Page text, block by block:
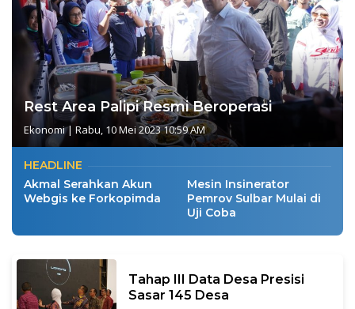
Rest Area Palipi Resmi Beroperasi
Ekonomi| Rabu, 10 Mei 2023 10:59 AM
HEADLINE
Akmal Serahkan Akun
Webgis ke Forkopimda
Mesin Insinerator
Pemrov Sulbar Mulai di
Uji Coba
Tahap III Data Desa Presisi
Sasar 145 Desa